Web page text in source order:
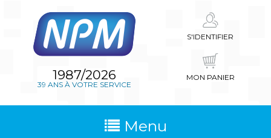
1987/2026
39 ANS À VOTRE SERVICE
S'IDENTIFIER
MON PANIER
Menu